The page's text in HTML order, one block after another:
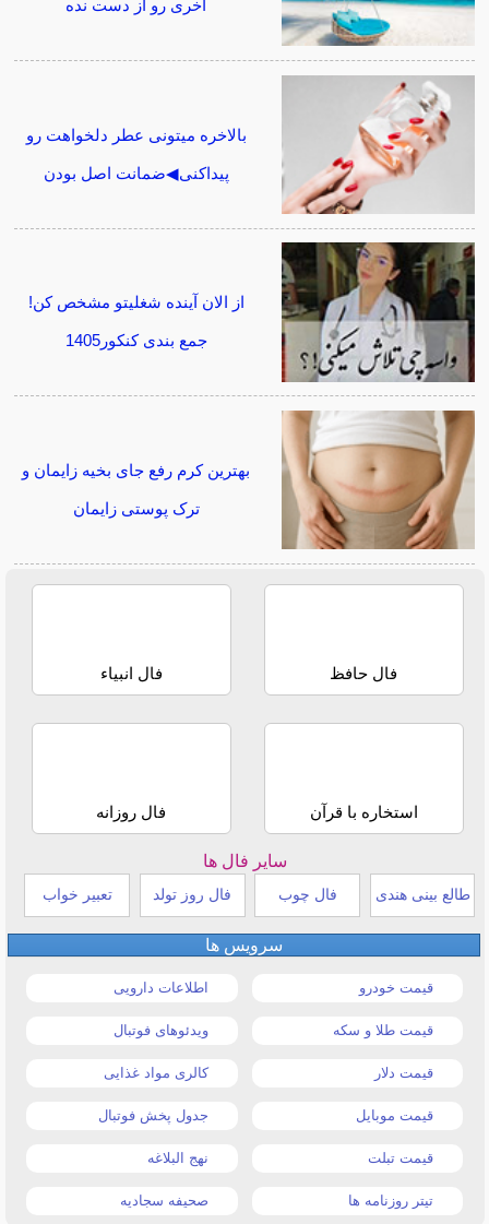
آخری رو از دست نده
بالاخره میتونی عطر دلخواهت رو
پیداکنی◀ضمانت اصل بودن
از الان آینده شغلیتو مشخص کن!
جمع بندی کنکور1405
بهترین کرم رفع جای بخیه زایمان و
ترک پوستی زایمان
فال حافظ فال انبیاء
استخاره با قرآن فال روزانه
سایر فال ها
طالع بینی هندی فال چوب فال روز تولد تعبیر خواب
سرویس ها
قیمت خودرو اطلاعات دارویی
قیمت طلا و سکه ویدئوهای فوتبال
قیمت دلار کالری مواد غذایی
قیمت موبایل جدول پخش فوتبال
قیمت تبلت نهج البلاغه
تیتر روزنامه ها صحیفه سجادیه